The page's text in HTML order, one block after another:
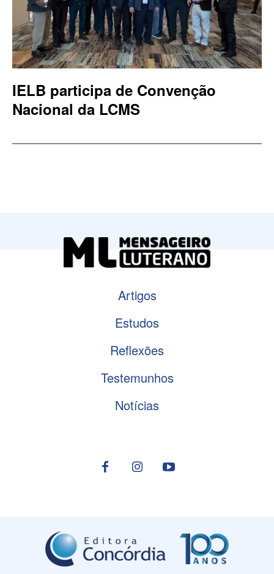
IELB participa de Convenção
Nacional da LCMS
Artigos
Estudos
Reflexões
Testemunhos
Notícias